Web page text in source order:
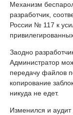
Механизм
разработчик,
России № 117 к
Заодно
Администратор
передачу файлов
копирование
никуда не едет.
Изменился и